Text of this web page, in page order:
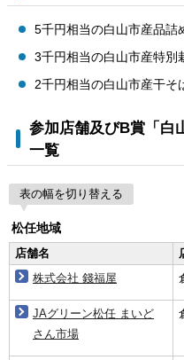
5千円相当の白山市産品
3千円相当の白山市産特
2千円相当の白山市産干
参加店舗及びB賞「白
一覧
表の幅を切り替える
松任地域
店舗名
株式会社 錢福屋
JAグリーン松任 まいど
さん市場